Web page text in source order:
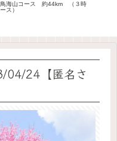
鳥海山コース 約44km （３時
ス）
04/24【匿名さ